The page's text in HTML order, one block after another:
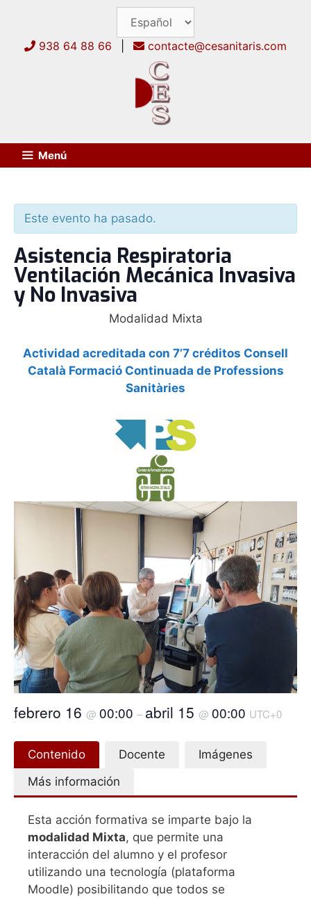
contenido938 64 88 66 contacte@cesanitaris.com
Menú
Este evento ha pasado.
Asistencia Respiratoria
Ventilación Mecánica Invasiva
y No Invasiva
Modalidad Mixta
Actividad acreditada con 7’7 créditos Consell
Català Formació Continuada de Professions
Sanitàries
febrero 16 @ 00:00 – abril 15 @ 00:00 UTC+0
Contenido Docente
Imágenes
Más información
Esta acción formativa se imparte bajo la
modalidad Mixta, que permite una
interacción del alumno y el profesor
utilizando una tecnología (plataforma
Moodle) posibilitando que todos se